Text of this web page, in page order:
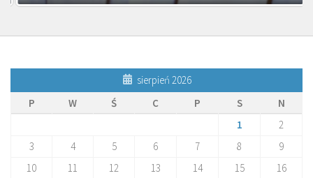
sierpień 2026
P
W Ś C P S
N
1
2
3
4 5 6 7 8
9
10
11 12 13 14 15
16